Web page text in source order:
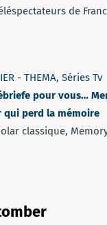
de
- THEMA, Séries Tv
pour vous…
qui perd la mémoire
classique,